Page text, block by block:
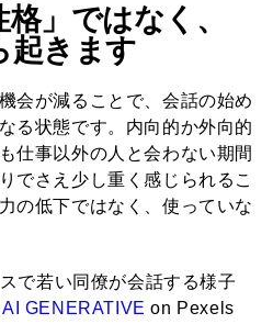
」ではなく、
起きます
会が減ることで、会話の始め
る状態です。内向的か外向的
仕事以外の人と会わない期間
でさえ少し重く感じられるこ
の低下ではなく、使っていな
GENERATIVE on Pexels